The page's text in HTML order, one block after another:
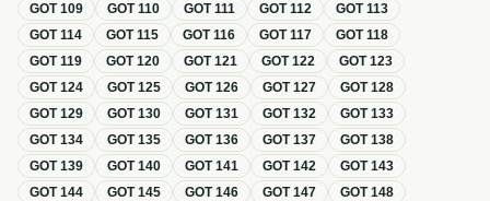
GOT109 GOT110 GOT111 GOT112 GOT113
GOT114 GOT115 GOT116 GOT117 GOT118
GOT119 GOT120 GOT121 GOT122 GOT123
GOT124 GOT125 GOT126 GOT127 GOT128
GOT129 GOT130 GOT131 GOT132 GOT133
GOT134 GOT135 GOT136 GOT137 GOT138
GOT139 GOT140 GOT141 GOT142 GOT143
GOT144 GOT145 GOT146 GOT147 GOT148